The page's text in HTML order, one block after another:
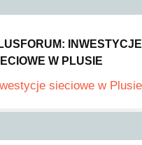
INWESTYCJE
W PLUSIE
sieciowe w Plusie